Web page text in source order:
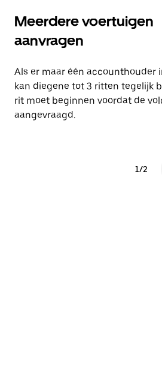
Meerdere voertuigen
aanvragen
Als er maar één accounthouder
kan diegene tot 3 ritten tegelijk
rit moet beginnen voordat de
aangevraagd.
1/2